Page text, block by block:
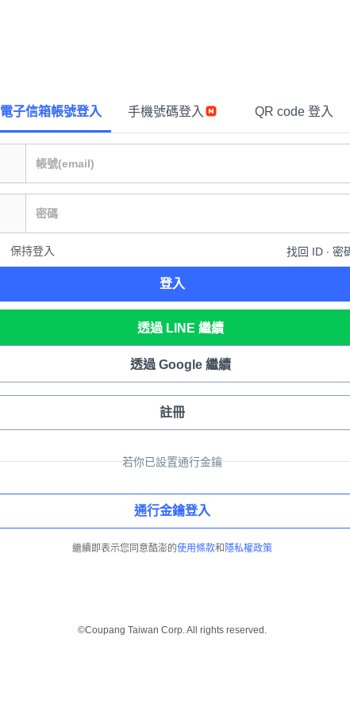
電子信箱帳號登入 手機號碼登入 QR code 登入
保持登入 找回 ID ∙ 密
登入
透過 LINE 繼續
透過 Google 繼續
註冊
若你已設置通行金鑰
通行金鑰登入
繼續即表示您同意酷澎的使用條款和 隱私權政策
©Coupang Taiwan Corp. All rights reserved.